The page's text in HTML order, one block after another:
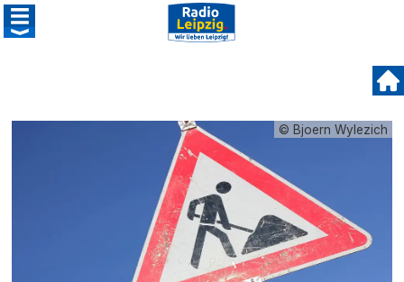
© Bjoern Wylezich